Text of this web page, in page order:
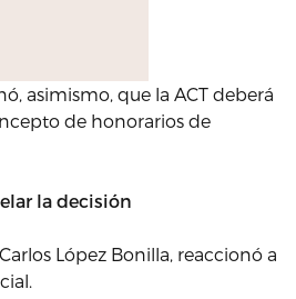
asimismo, que la ACT deberá
de honorarios de
la decisión
López Bonilla, reaccionó a